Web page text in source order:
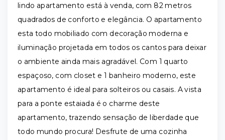
lindo apartamento está à venda, com 82 metros
quadrados de conforto e elegância. O apartamento
esta todo mobiliado com decoração moderna e
iluminação projetada em todos os cantos para deixar
o ambiente ainda mais agradável. Com 1 quarto
espaçoso, com closet e 1 banheiro moderno, este
apartamento é ideal para solteiros ou casais. A vista
para a ponte estaiada é o charme deste
apartamento, trazendo sensação de liberdade que
todo mundo procura! Desfrute de uma cozinha